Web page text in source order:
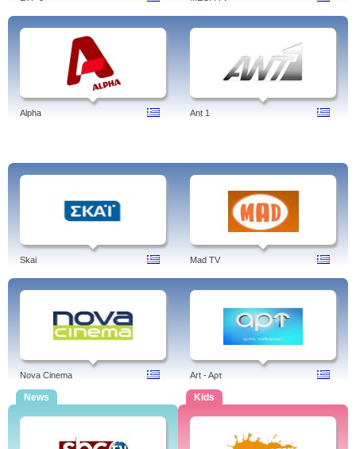
Alpha Ant 1
Skai Mad TV
Nova Cinema Art - Aρτ
News Kids